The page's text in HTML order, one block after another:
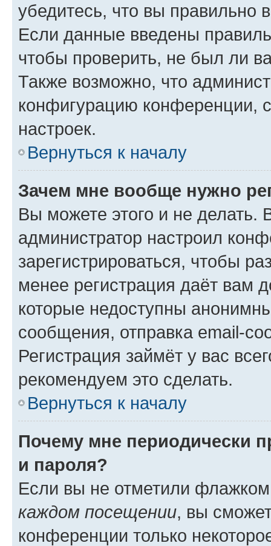
убедитесь, что вы правильно
Если данные введены
чтобы проверить, не был ли
Также возможно, что
конфигурацию конференции,
настроек.
Вернуться к началу
Зачем мне вообще нужно
Вы можете этого и не делать.
администратор настроил
зарегистрироваться, чтобы
менее регистрация даёт вам
которые недоступны
сообщения, отправка email-
Регистрация займёт у вас
рекомендуем это сделать.
Вернуться к началу
Почему мне периодически
и пароля?
Если вы не отметили
каждом посещении, вы
конференции только